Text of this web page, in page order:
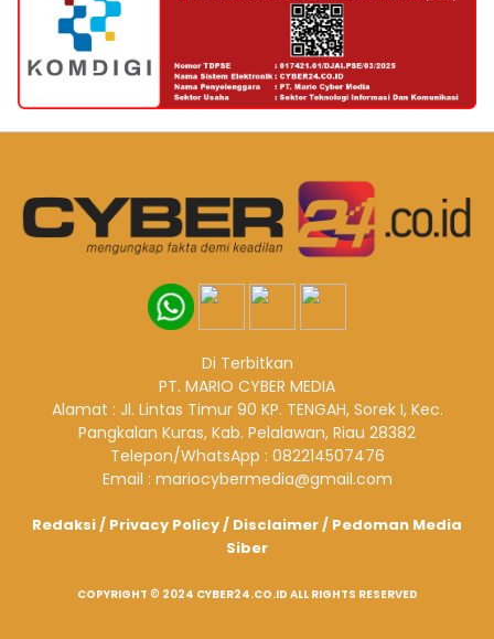
Di Terbitkan
PT. MARIO CYBER MEDIA
Alamat : Jl. Lintas Timur 90 KP. TENGAH, Sorek I, Kec.
Pangkalan Kuras, Kab. Pelalawan, Riau 28382
Telepon/WhatsApp : 082214507476
Email : mariocybermedia@gmail.com
Redaksi/ Privacy Policy/ Disclaimer/ Pedoman Media
Siber
COPYRIGHT © 2024 CYBER24.CO.ID ALL RIGHTS RESERVED